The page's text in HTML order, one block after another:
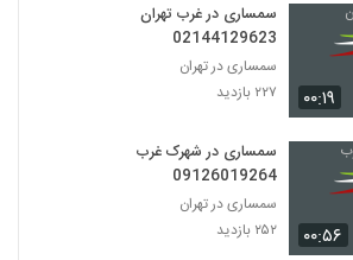
۰۰:۱۹
سمساری در غرب تهران
02144129623
سمساری در تهران
۲۲۷ بازدید
۰۰:۵۶
سمساری در شهرک غرب
09126019264
سمساری در تهران
۲۵۲ بازدید